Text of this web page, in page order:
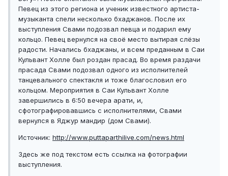
Певец из этого региона и ученик известного артиста-
музыканта спели несколько бхаджанов. После их
выступления Свами подозвал певца и подарил ему
кольцо. Певец вернулся на своё место вытирая слёзы
радости. Начались бхаджаны, и всем преданным в Саи
Кульвант Холле был роздан прасад. Во время раздачи
прасада Свами подозвал одного из исполнителей
танцевального спектакля и тоже благословил его
кольцом. Мероприятия в Саи Кульвант Холле
завершились в 6:50 вечера арати, и,
сфотографировавшись с исполнителями, Свами
вернулся в Яджур мандир (дом Свами).
Источник: http://www.puttaparthilive.com/news.html
Здесь же под текстом есть ссылка на фотографии
выступления.